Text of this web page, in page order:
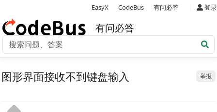
EasyX CodeBus 有问必答 登录
有问必答
举报
图形界面接收不到键盘输入